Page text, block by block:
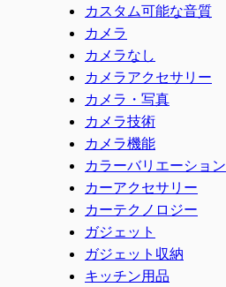
カスタム可能な音質
カメラ
カメラなし
カメラアクセサリー
カメラ・写真
カメラ技術
カメラ機能
カラーバリエーション
カーアクセサリー
カーテクノロジー
ガジェット
ガジェット収納
キッチン用品